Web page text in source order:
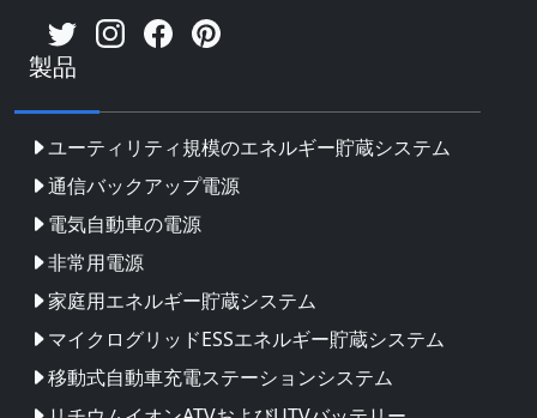
製品
ユーティリティ規模のエネルギー貯蔵システム
通信バックアップ電源
電気自動車の電源
非常用電源
家庭用エネルギー貯蔵システム
マイクログリッドESSエネルギー貯蔵システム
移動式自動車充電ステーションシステム